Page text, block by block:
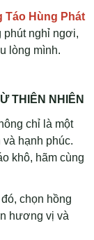
Táo Hùng Phát
phút nghỉ ngơi,
lòng mình.
THIÊN NHIÊN
chỉ là một
hạnh phúc.
khô, hãm cùng
chọn hồng
hương vị và